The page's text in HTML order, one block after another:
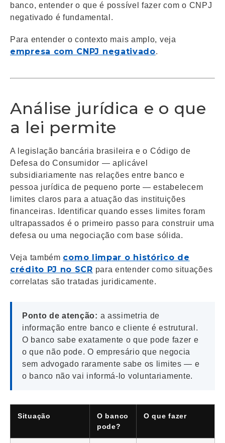
banco, entender o que é possível fazer com o CNPJ
negativado é fundamental.
Para entender o contexto mais amplo, veja
empresa com CNPJ negativado.
Análise jurídica e o que
a lei permite
A legislação bancária brasileira e o Código de
Defesa do Consumidor — aplicável
subsidiariamente nas relações entre banco e
pessoa jurídica de pequeno porte — estabelecem
limites claros para a atuação das instituições
financeiras. Identificar quando esses limites foram
ultrapassados é o primeiro passo para construir uma
defesa ou uma negociação com base sólida.
Veja também como limpar o histórico de
crédito PJ no SCR para entender como situações
correlatas são tratadas juridicamente.
Ponto de atenção: a assimetria de
informação entre banco e cliente é estrutural.
O banco sabe exatamente o que pode fazer e
o que não pode. O empresário que negocia
sem advogado raramente sabe os limites — e
o banco não vai informá-lo voluntariamente.
Situação
O banco
pode?
O que fazer